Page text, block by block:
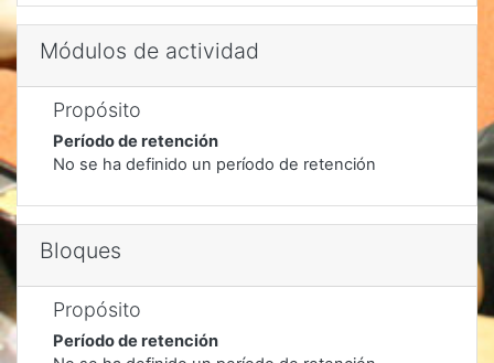
Módulos de actividad
Propósito
Período de retención
No se ha definido un período de retención
Bloques
Propósito
Período de retención